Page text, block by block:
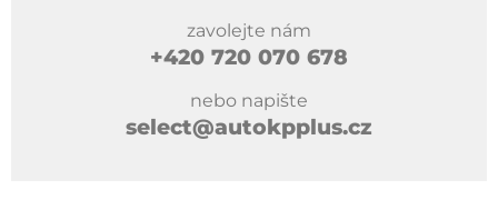
zavolejte nám
+420 720 070 678
nebo napište
select@autokpplus.cz